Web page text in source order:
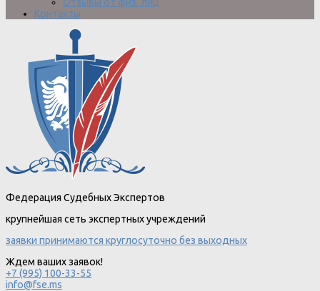
Отзывы от физ. лиц
Контакты
Федерация Судебных Экспертов
крупнейшая сеть экспертных учреждений
заявки принимаются круглосуточно без выходных
Ждем ваших заявок!
+7 (995) 100-33-55
info@fse.ms